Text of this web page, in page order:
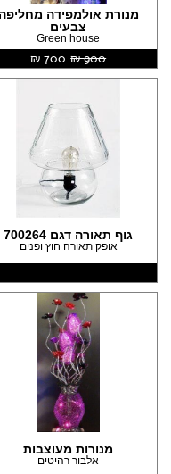
מנורת אולמפידה מחליפה
צבעים
Green house
900 ‏₪
700 ‏₪
גוף תאורה דגם 700264
אופק תאורה חוץ ופנים
מנורות מעוצבות
אלבור רהיטים